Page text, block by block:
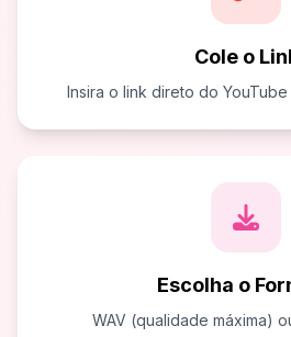
Cole o
Insira o link direto do
Escolha o
WAV (qualidade máxima)